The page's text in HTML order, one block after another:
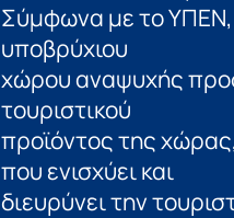
Σύμφωνα με το ΥΠΕΝ,
υποβρύχιου
χώρου αναψυχής
τουριστικού
προϊόντος της
που ενισχύει και
διευρύνει την